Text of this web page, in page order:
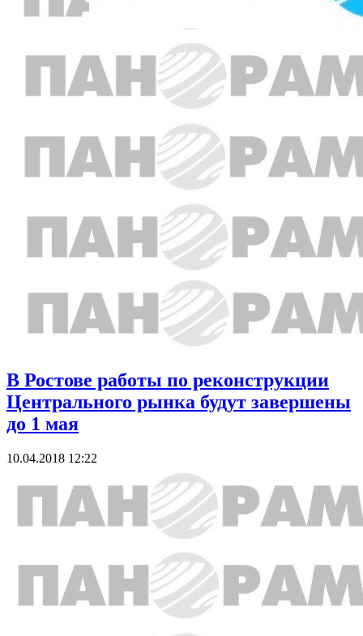
В Ростове работы по реконструкции
Центрального рынка будут завершены
до 1 мая
10.04.2018 12:22